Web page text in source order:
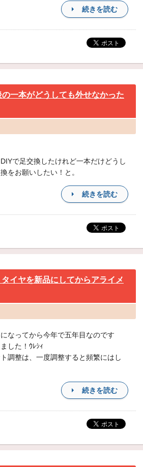
続きを読む
一本がどうしても外せなかった
で足交換したけれど一本だけどうし
をお願いしたい！と。
続きを読む
イヤを新品にしてからアライメ
なってから今年で五年目なのです
した！ｳﾚｼｨ
調整は、一度調整すると頻繁にはし
続きを読む